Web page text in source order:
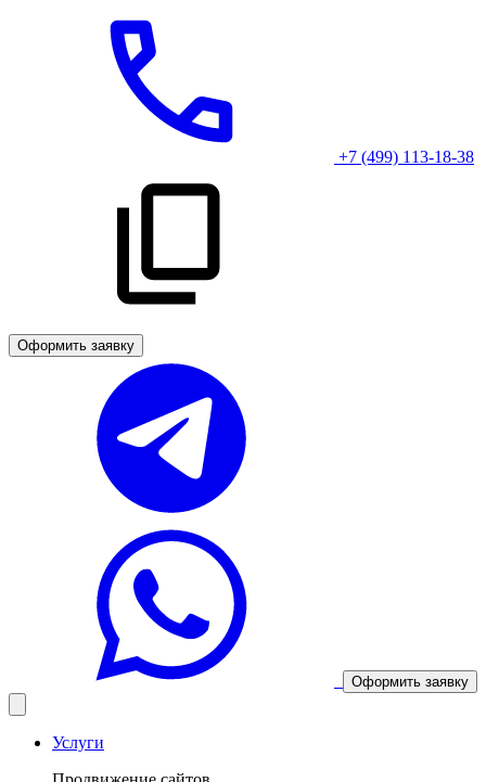
+7 (499) 113-18-38
Оформить заявку
Оформить заявку
Услуги